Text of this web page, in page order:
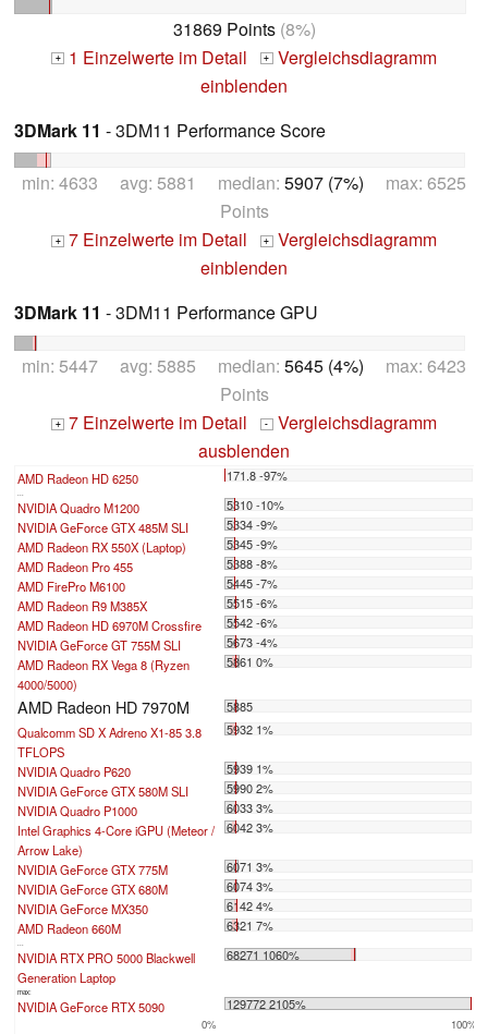
31869 Points(8%)
+ 1 Einzelwerte im Detail + Vergleichsdiagramm
einblenden
3DMark 11 - 3DM11 Performance Score
min: 4633 avg: 5881 median: 5907 (7%) max: 6525
Points
+ 7 Einzelwerte im Detail + Vergleichsdiagramm
einblenden
3DMark 11 - 3DM11 Performance GPU
min: 5447 avg: 5885 median: 5645 (4%) max: 6423
Points
+ 7 Einzelwerte im Detail - Vergleichsdiagramm
ausblenden
AMD Radeon HD 6250 171.8 -97%
...
NVIDIA Quadro M1200
5310 -10%
NVIDIA GeForce GTX 485M SLI
5334 -9%
AMD Radeon RX 550X (Laptop)
5345 -9%
AMD Radeon Pro 455
5388 -8%
AMD FirePro M6100
5445 -7%
AMD Radeon R9 M385X
5515 -6%
AMD Radeon HD 6970M Crossfire
5542 -6%
NVIDIA GeForce GT 755M SLI
5673 -4%
AMD Radeon RX Vega 8 (Ryzen
4000/5000)
5861 0%
AMD Radeon HD 7970M
5885
Qualcomm SD X Adreno X1-85 3.8
TFLOPS
5932 1%
NVIDIA Quadro P620
5939 1%
NVIDIA GeForce GTX 580M SLI
5990 2%
NVIDIA Quadro P1000
6033 3%
Intel Graphics 4-Core iGPU (Meteor /
Arrow Lake)
6042 3%
NVIDIA GeForce GTX 775M
6071 3%
NVIDIA GeForce GTX 680M
6074 3%
NVIDIA GeForce MX350
6142 4%
AMD Radeon 660M
6321 7%
...
NVIDIA RTX PRO 5000 Blackwell
Generation Laptop
68271 1060%
max:
NVIDIA GeForce RTX 5090 129772 2105%
0% 100%